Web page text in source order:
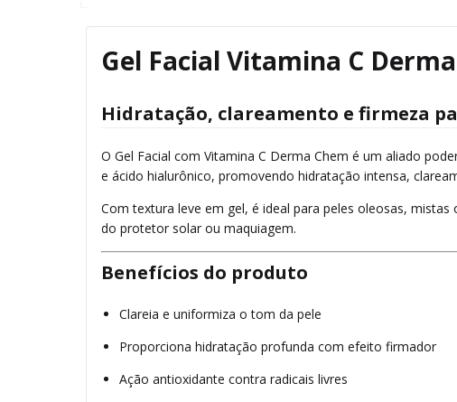
Gel Facial Vitamina C
Hidratação, clareamento e firmeza
O Gel Facial com Vitamina C Derma Chem é um aliado
e ácido hialurônico, promovendo hidratação intensa,
Com textura leve em gel, é ideal para peles oleosas,
do protetor solar ou maquiagem.
Benefícios do produto
Clareia e uniformiza o tom da pele
Proporciona hidratação profunda com efeito firmador
Ação antioxidante contra radicais livres